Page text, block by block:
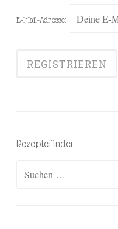
E-Mail-Adresse:
Rezeptefinder